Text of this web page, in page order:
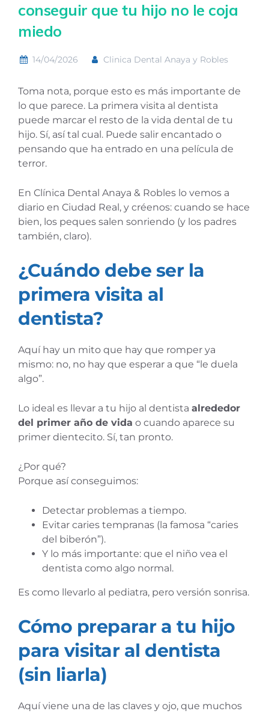
conseguir que tu hijo no le coja
miedo
14/04/2026 Clinica Dental Anaya y Robles
Toma nota, porque esto es más importante de
lo que parece. La primera visita al dentista
puede marcar el resto de la vida dental de tu
hijo. Sí, así tal cual. Puede salir encantado o
pensando que ha entrado en una película de
terror.
En Clínica Dental Anaya & Robles lo vemos a
diario en Ciudad Real, y créenos: cuando se hace
bien, los peques salen sonriendo (y los padres
también, claro).
¿Cuándo debe ser la
primera visita al
dentista?
Aquí hay un mito que hay que romper ya
mismo: no, no hay que esperar a que “le duela
algo”.
Lo ideal es llevar a tu hijo al dentista alrededor
del primer año de vida o cuando aparece su
primer dientecito. Sí, tan pronto.
¿Por qué?
Porque así conseguimos:
Detectar problemas a tiempo.
Evitar caries tempranas (la famosa “caries
del biberón”).
Y lo más importante: que el niño vea el
dentista como algo normal.
Es como llevarlo al pediatra, pero versión sonrisa.
Cómo preparar a tu hijo
para visitar al dentista
(sin liarla)
Aquí viene una de las claves y ojo, que muchos